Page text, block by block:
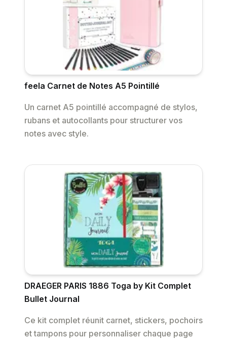
feela Carnet de Notes A5 Pointillé
Un carnet A5 pointillé accompagné de stylos,
rubans et autocollants pour structurer vos
notes avec style.
DRAEGER PARIS 1886 Toga by Kit Complet
Bullet Journal
Ce kit complet réunit carnet, stickers, pochoirs
et tampons pour personnaliser chaque page